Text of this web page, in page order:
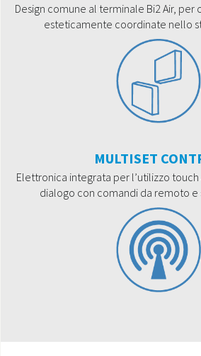
Design comune al terminale Bi2 Air, per
esteticamente coordinate nello
MULTISET
Elettronica integrata per l’utilizzo
dialogo con comandi da remoto e